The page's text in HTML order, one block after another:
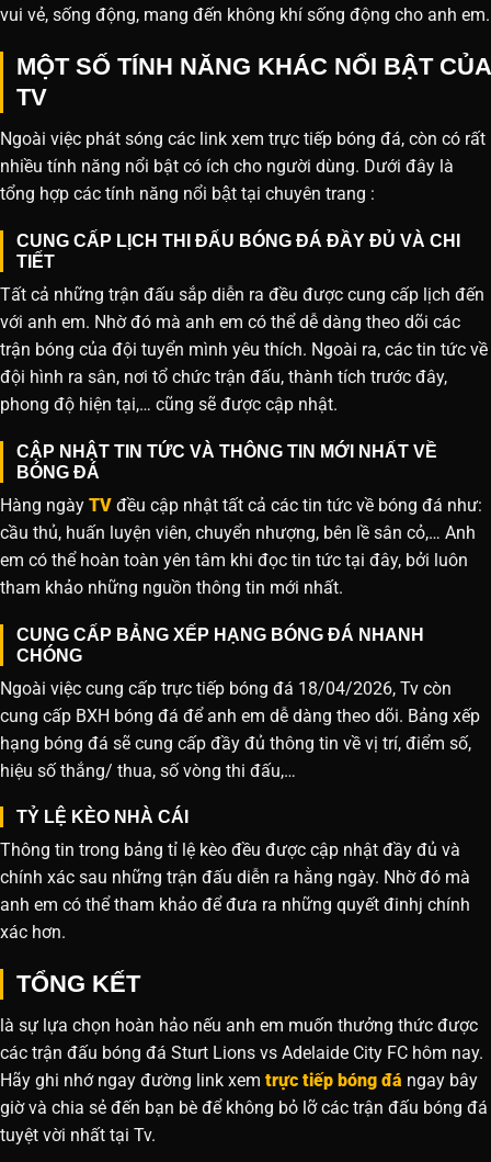
vui vẻ, sống động, mang đến không khí sống động cho anh em.
MỘT SỐ TÍNH NĂNG KHÁC NỔI BẬT CỦA
TV
Ngoài việc phát sóng các link xem trực tiếp bóng đá, còn có rất
nhiều tính năng nổi bật có ích cho người dùng. Dưới đây là
tổng hợp các tính năng nổi bật tại chuyên trang :
CUNG CẤP LỊCH THI ĐẤU BÓNG ĐÁ ĐẦY ĐỦ VÀ CHI
TIẾT
Tất cả những trận đấu sắp diễn ra đều được cung cấp lịch đến
với anh em. Nhờ đó mà anh em có thể dễ dàng theo dõi các
trận bóng của đội tuyển mình yêu thích. Ngoài ra, các tin tức về
đội hình ra sân, nơi tổ chức trận đấu, thành tích trước đây,
phong độ hiện tại,… cũng sẽ được cập nhật.
CẬP NHẬT TIN TỨC VÀ THÔNG TIN MỚI NHẤT VỀ
BÓNG ĐÁ
Hàng ngày TV đều cập nhật tất cả các tin tức về bóng đá như:
cầu thủ, huấn luyện viên, chuyển nhượng, bên lề sân cỏ,… Anh
em có thể hoàn toàn yên tâm khi đọc tin tức tại đây, bởi luôn
tham khảo những nguồn thông tin mới nhất.
CUNG CẤP BẢNG XẾP HẠNG BÓNG ĐÁ NHANH
CHÓNG
Ngoài việc cung cấp trực tiếp bóng đá 18/04/2026, Tv còn
cung cấp BXH bóng đá để anh em dễ dàng theo dõi. Bảng xếp
hạng bóng đá sẽ cung cấp đầy đủ thông tin về vị trí, điểm số,
hiệu số thắng/ thua, số vòng thi đấu,…
TỶ LỆ KÈO NHÀ CÁI
Thông tin trong bảng tỉ lệ kèo đều được cập nhật đầy đủ và
chính xác sau những trận đấu diễn ra hằng ngày. Nhờ đó mà
anh em có thể tham khảo để đưa ra những quyết đinhj chính
xác hơn.
TỔNG KẾT
là sự lựa chọn hoàn hảo nếu anh em muốn thưởng thức được
các trận đấu bóng đá Sturt Lions vs Adelaide City FC hôm nay.
Hãy ghi nhớ ngay đường link xem trực tiếp bóng đá ngay bây
giờ và chia sẻ đến bạn bè để không bỏ lỡ các trận đấu bóng đá
tuyệt vời nhất tại Tv.